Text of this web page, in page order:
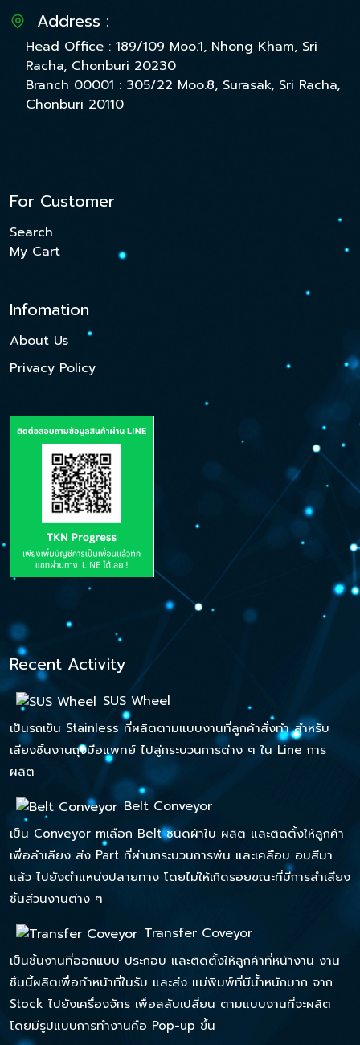
Address :
Head Office : 189/109 Moo.1, Nhong Kham, Sri
Racha, Chonburi 20230
Branch 00001 : 305/22 Moo.8, Surasak, Sri Racha,
Chonburi 20110
For Customer
Search
My Cart
Infomation
About Us
Privacy Policy
Recent Activity
SUS Wheel
เป็นรถเข็น Stainless ที่ผลิตตามแบบงานที่ลูกค้าสั่งทำ สำหรับ
เลียงชิ้นงานถุงมือแพทย์ ไปสู่กระบวนการต่าง ๆ ใน Line การ
ผลิต
Belt Conveyor
เป็น Conveyor mเลือก Belt ชนิดผ้าใบ ผลิต และติดตั้งให้ลูกค้า
เพื่อลำเลียง ส่ง Part ที่ผ่านกระบวนการพ่น และเคลือบ อบสีมา
แล้ว ไปยังตำแหน่งปลายทาง โดยไม่ให้เกิดรอยขณะที่มีการลำเลียง
ชิ้นส่วนงานต่าง ๆ
Transfer Coveyor
เป็นชิ้นงานที่ออกแบบ ประกอบ และติดตั้งให้ลูกค้าที่หน้างาน งาน
ชิ้นนี้ผลิตเพื่อทำหน้าที่ในรับ และส่ง แม่พิมพ์ที่มีน้ำหนักมาก จาก
Stock ไปยังเครื่องจักร เพื่อสลับเปลี่ยน ตามแบบงานที่จะผลิต
โดยมีรูปแบบการทำงานคือ Pop-up ขึ้น